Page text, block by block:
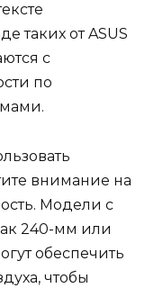
таких от ASUS
с
по
внимание на
Модели с
240-мм или
обеспечить
чтобы